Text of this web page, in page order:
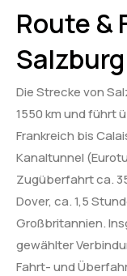
Route &
Die Strecke von
1550 km und führt
Frankreich bis
Kanaltunnel
Zugüberfahrt ca.
Dover, ca. 1,5
Großbritannien.
gewählter
Fahrt- und